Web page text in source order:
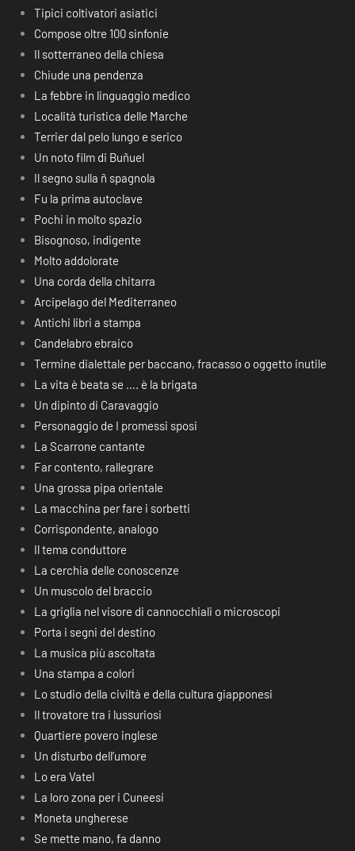
Tipici coltivatori asiatici
Compose oltre 100 sinfonie
Il sotterraneo della chiesa
Chiude una pendenza
La febbre in linguaggio medico
Località turistica delle Marche
Terrier dal pelo lungo e serico
Un noto film di Buñuel
Il segno sulla ñ spagnola
Fu la prima autoclave
Pochi in molto spazio
Bisognoso, indigente
Molto addolorate
Una corda della chitarra
Arcipelago del Mediterraneo
Antichi libri a stampa
Candelabro ebraico
Termine dialettale per baccano, fracasso o oggetto inutile
La vita è beata se …. è la brigata
Un dipinto di Caravaggio
Personaggio de I promessi sposi
La Scarrone cantante
Far contento, rallegrare
Una grossa pipa orientale
La macchina per fare i sorbetti
Corrispondente, analogo
Il tema conduttore
La cerchia delle conoscenze
Un muscolo del braccio
La griglia nel visore di cannocchiali o microscopi
Porta i segni del destino
La musica più ascoltata
Una stampa a colori
Lo studio della civiltà e della cultura giapponesi
Il trovatore tra i lussuriosi
Quartiere povero inglese
Un disturbo dell’umore
Lo era Vatel
La loro zona per i Cuneesi
Moneta ungherese
Se mette mano, fa danno